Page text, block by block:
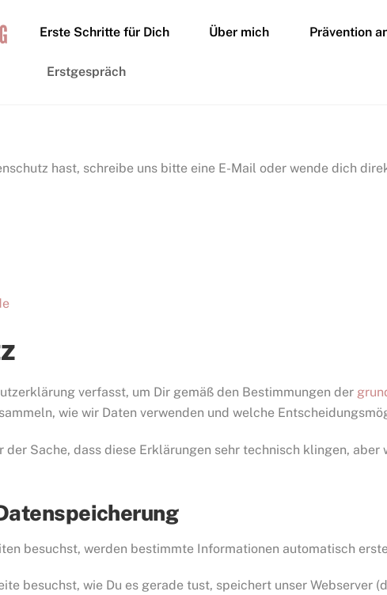
Erste Schritte für Dich Über mich Prävention
Erstgespräch
hast, schreibe uns bitte eine E-Mail oder wende dich
verfasst, um Dir gemäß den Bestimmungen der
wie wir Daten verwenden und welche
der Sache, dass diese Erklärungen sehr technisch klingen,
besuchst, werden bestimmte Informationen automatisch
besuchst, wie Du es gerade tust, speichert unser Webserver